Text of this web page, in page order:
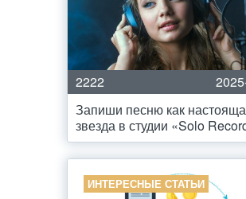
2222
Запиши песню как
звезда в студии «Solo
ИНТЕРЕСНЫЕ СТАТЬИ